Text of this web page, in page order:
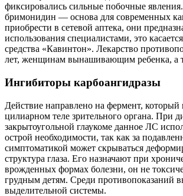
фиксировались сильные побочные
бримонидин — основа для современных
приобрести в сетевой аптека, они
использования специалистами, это
средства «Кавинтон». Лекарство
лет, женщинам вынашивающим ребенка, а
Ингибиторы карбоангидразы
Действие направлено на фермент, который
цилиарном теле зрительного органа. При
закрытоугольной глаукоме данное ЛС
острой необходимости, так как за
симптоматикой может скрываться
структура глаза. Его назначают при
врожденных формах болезни, он не
грудным детям. Среди противопоказаний
выделительной системы.